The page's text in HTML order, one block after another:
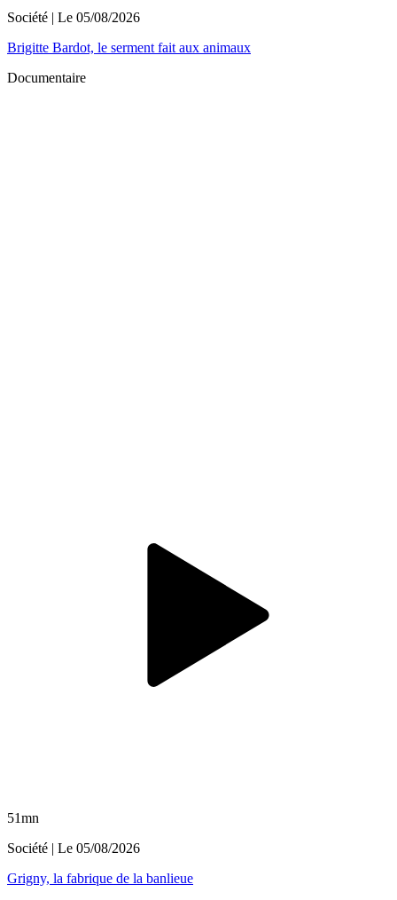
Société | Le 05/08/2026
Brigitte Bardot, le serment fait aux animaux
Documentaire
51mn
Société | Le 05/08/2026
Grigny, la fabrique de la banlieue